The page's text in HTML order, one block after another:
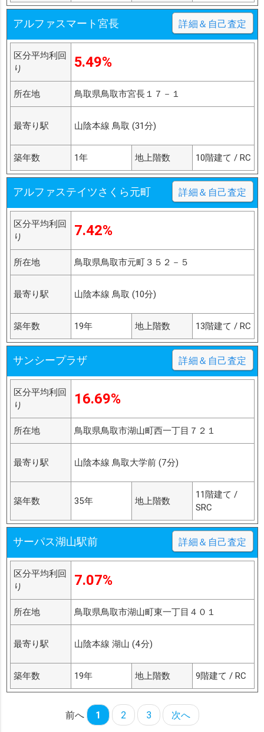
アルファスマート宮長 詳細＆自己査定
区分平均利回
り
5.49%
所在地 鳥取県鳥取市宮長１７－１
最寄り駅 山陰本線 鳥取 (31分)
築年数 1年 地上階数 10階建て / RC
アルファステイツさくら元町 詳細＆自己査定
区分平均利回
り
7.42%
所在地 鳥取県鳥取市元町３５２－５
最寄り駅 山陰本線 鳥取 (10分)
築年数 19年 地上階数 13階建て / RC
サンシープラザ 詳細＆自己査定
区分平均利回
り
16.69%
所在地 鳥取県鳥取市湖山町西一丁目７２１
最寄り駅 山陰本線 鳥取大学前 (7分)
築年数 35年 地上階数
11階建て /
SRC
サーパス湖山駅前 詳細＆自己査定
区分平均利回
り
7.07%
所在地 鳥取県鳥取市湖山町東一丁目４０１
最寄り駅 山陰本線 湖山 (4分)
築年数 19年 地上階数 9階建て / RC
前へ 1 2 3 次へ